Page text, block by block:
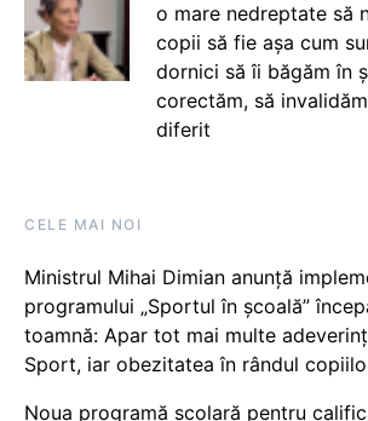
o mare nedreptate să
copii să fie așa cum
dornici să îi băgăm în
corectăm, să
diferit
CELE MAI NOI
Ministrul Mihai Dimian anunță
programului „Sportul în școală”
toamnă: Apar tot mai multe
Sport, iar obezitatea în rândul
Noua programă școlară pentru